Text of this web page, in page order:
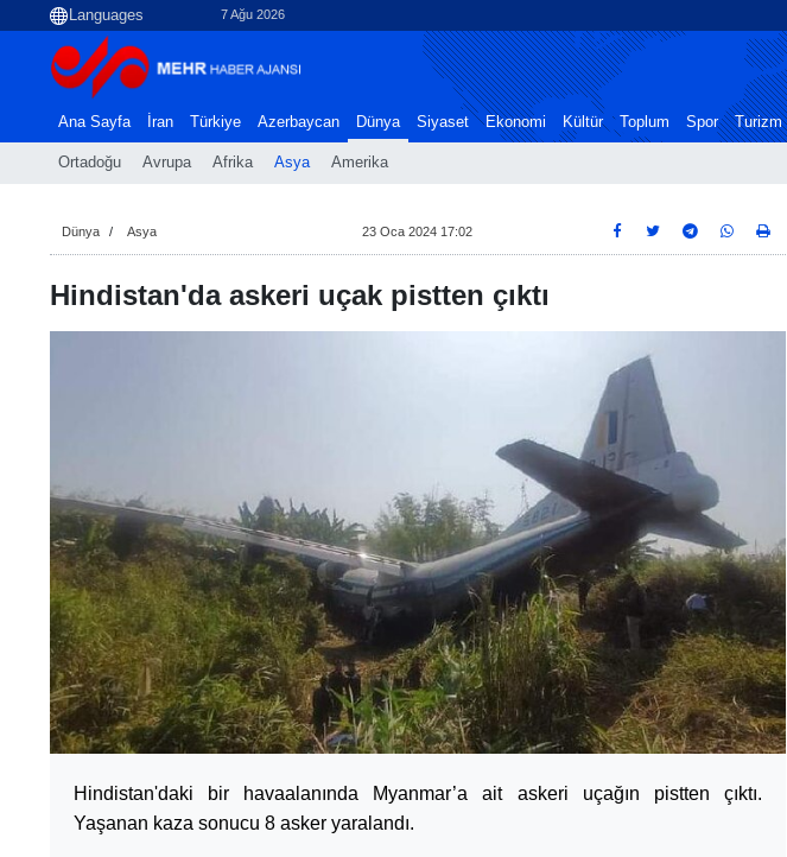
7 Ağu 2026
Ana Sayfa İran Türkiye Azerbaycan Dünya
Ortadoğu Avrupa Afrika Asya Amerika
Siyaset Ekonomi Kültür Toplum Spor Turizm
Dünya Asya 23 Oca 2024 17:02
Hindistan'da askeri uçak pistten çıktı
Hindistan'daki bir havaalanında Myanmar’a ait askeri uçağın pistten çıktı.
Yaşanan kaza sonucu 8 asker yaralandı.